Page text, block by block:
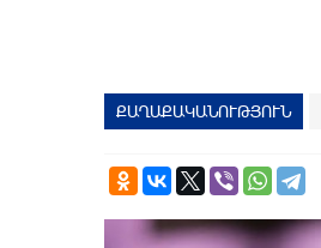
ՔԱՂԱՔԱԿԱՆՈՒԹՅՈՒՆ